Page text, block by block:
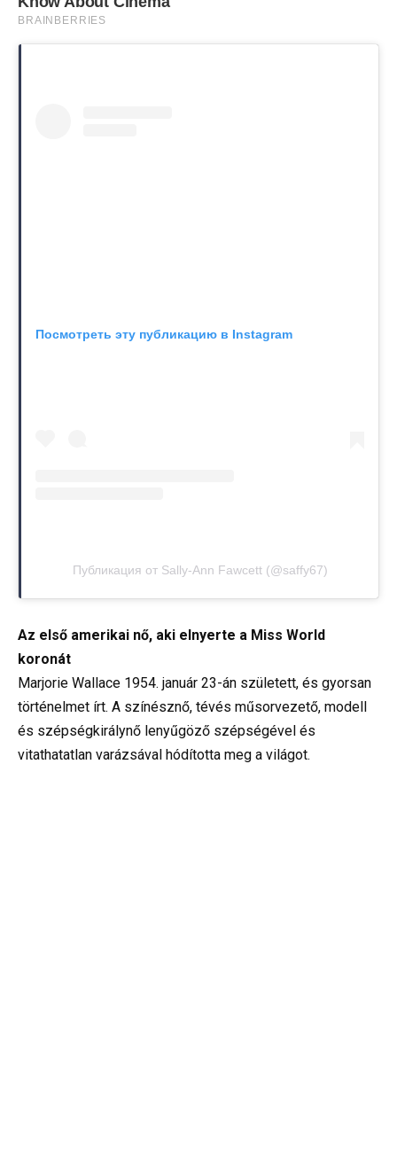
Посмотреть эту публикацию в Instagram
Публикация от Sally-Ann Fawcett (@saffy67)
Az első amerikai nő, aki elnyerte a Miss World
koronát
Marjorie Wallace 1954. január 23-án született, és gyorsan
történelmet írt. A színésznő, tévés műsorvezető, modell
és szépségkirálynő lenyűgöző szépségével és
vitathatatlan varázsával hódította meg a világot.